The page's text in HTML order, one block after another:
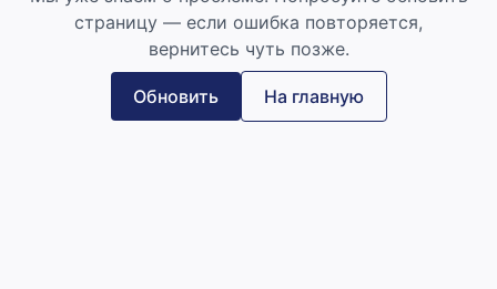
страницу — если ошибка повторяется,
вернитесь чуть позже.
Обновить На главную